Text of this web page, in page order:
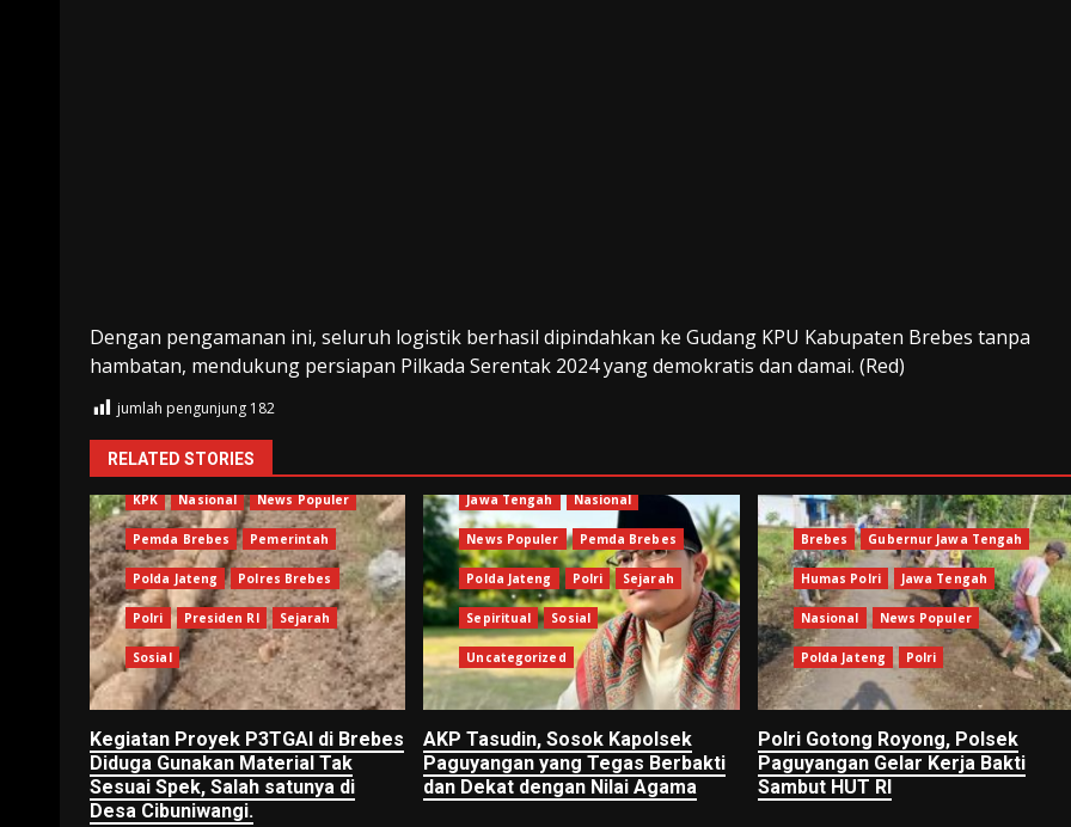
Dengan pengamanan ini, seluruh logistik berhasil dipindahkan ke Gudang KPU Kabupaten Brebes tanpa
hambatan, mendukung persiapan Pilkada Serentak 2024 yang demokratis dan damai. (Red)
jumlah pengunjung 182
RELATED STORIES
Berita Terkini Brebes
Jawa Tengah Kejagung
KPK Nasional News Populer
Pemda Brebes Pemerintah
Polda Jateng Polres Brebes
Polri Presiden RI Sejarah
Sosial
Kegiatan Proyek P3TGAI di Brebes
Diduga Gunakan Material Tak
Sesuai Spek, Salah satunya di
Desa Cibuniwangi.
Jawa Tengah Nasional
News Populer Pemda Brebes
Polda Jateng Polri Sejarah
Sepiritual Sosial
Uncategorized
AKP Tasudin, Sosok Kapolsek
Paguyangan yang Tegas Berbakti
dan Dekat dengan Nilai Agama
Brebes Gubernur Jawa Tengah
Humas Polri Jawa Tengah
Nasional News Populer
Polda Jateng Polri
Polri Gotong Royong, Polsek
Paguyangan Gelar Kerja Bakti
Sambut HUT RI